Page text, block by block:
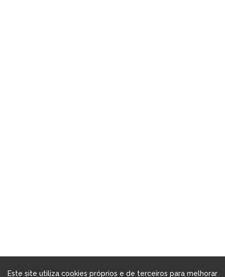
Este site utiliza cookies próprios e de terceiros para melhorar